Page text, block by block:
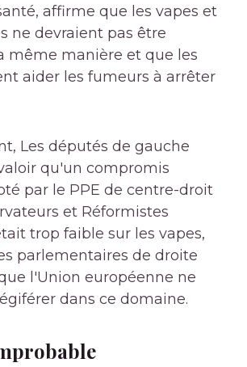
affirme que les vapes et
ne devraient pas être
même manière et que les
aider les fumeurs à arrêter
Les députés de gauche
qu'un compromis
par le PPE de centre-droit
et Réformistes
trop faible sur les vapes,
parlementaires de droite
l'Union européenne ne
dans ce domaine.